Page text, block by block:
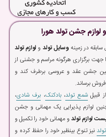
لوازم جشن تولد هورا
وسایل تولد و لوازم تولد
جهت برگزاری هرگونه مراسم و جشنی از
جشن عقد و عروسی برطرف کند و
برساند.
قبیلشمع تولد،بادکنک، برف شادی،
لوازم پذیرایی یک مهمانی و جشن
لوازم تولد و مهمانی خود را تکمیل و
نیز تنوع بینظیر خود را حفظ کرده و